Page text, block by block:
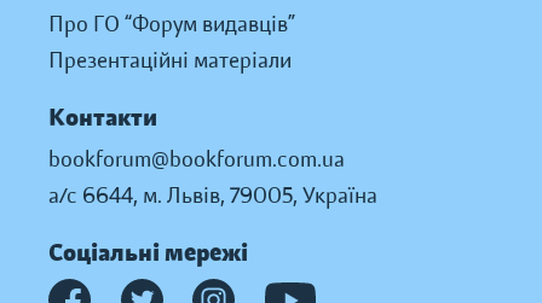
Про ГО “Форум видавців”
Презентаційні матеріали
Контакти
bookforum@bookforum.com.ua
а/с 6644, м. Львів, 79005, Україна
Соціальні мережі